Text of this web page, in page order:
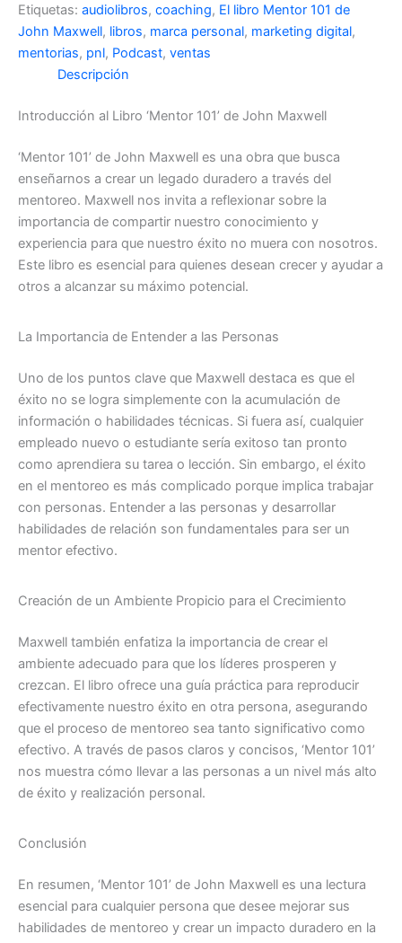
Etiquetas: audiolibros, coaching, El libro Mentor 101 de
John Maxwell, libros, marca personal, marketing digital,
mentorias, pnl, Podcast, ventas
Descripción
Introducción al Libro ‘Mentor 101’ de John Maxwell
‘Mentor 101’ de John Maxwell es una obra que busca
enseñarnos a crear un legado duradero a través del
mentoreo. Maxwell nos invita a reflexionar sobre la
importancia de compartir nuestro conocimiento y
experiencia para que nuestro éxito no muera con nosotros.
Este libro es esencial para quienes desean crecer y ayudar a
otros a alcanzar su máximo potencial.
La Importancia de Entender a las Personas
Uno de los puntos clave que Maxwell destaca es que el
éxito no se logra simplemente con la acumulación de
información o habilidades técnicas. Si fuera así, cualquier
empleado nuevo o estudiante sería exitoso tan pronto
como aprendiera su tarea o lección. Sin embargo, el éxito
en el mentoreo es más complicado porque implica trabajar
con personas. Entender a las personas y desarrollar
habilidades de relación son fundamentales para ser un
mentor efectivo.
Creación de un Ambiente Propicio para el Crecimiento
Maxwell también enfatiza la importancia de crear el
ambiente adecuado para que los líderes prosperen y
crezcan. El libro ofrece una guía práctica para reproducir
efectivamente nuestro éxito en otra persona, asegurando
que el proceso de mentoreo sea tanto significativo como
efectivo. A través de pasos claros y concisos, ‘Mentor 101’
nos muestra cómo llevar a las personas a un nivel más alto
de éxito y realización personal.
Conclusión
En resumen, ‘Mentor 101’ de John Maxwell es una lectura
esencial para cualquier persona que desee mejorar sus
habilidades de mentoreo y crear un impacto duradero en la